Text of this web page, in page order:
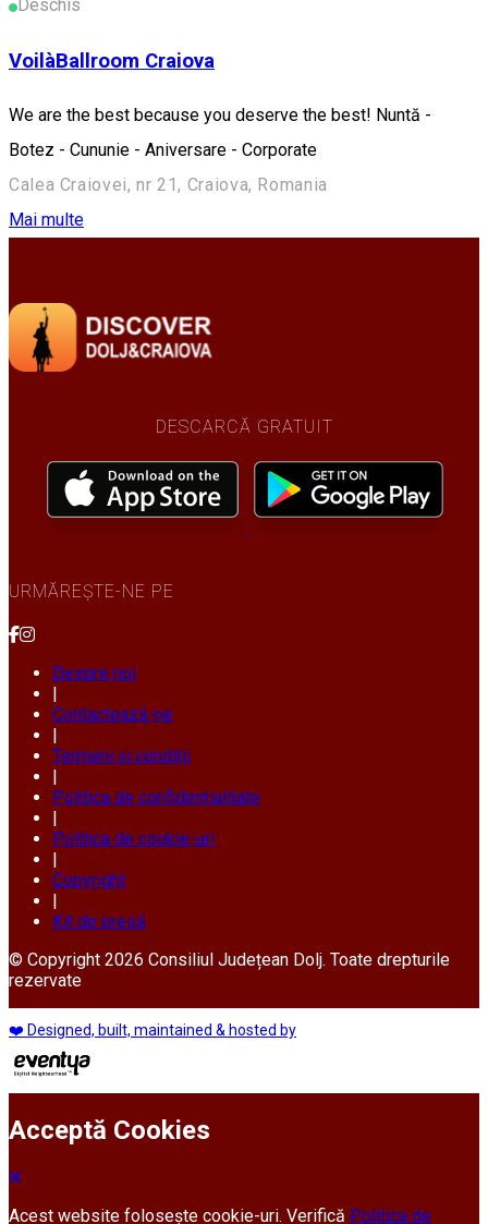
Deschis
VoilàBallroom Craiova
We are the best because you deserve the best! Nuntă -
Botez - Cununie - Aniversare - Corporate
Calea Craiovei, nr 21, Craiova, Romania
Mai multe
DESCARCĂ GRATUIT
URMĂREȘTE-NE PE
Despre noi
|
Contactează-ne
|
Termeni și condiții
|
Politica de confidențialitate
|
Politica de cookie-uri
|
Copyright
|
Kit de presă
© Copyright 2026 Consiliul Județean Dolj. Toate drepturile
rezervate
❤️ Designed, built, maintained & hosted by
Acceptă Cookies
Acest website folosește cookie-uri. Verifică Politica de